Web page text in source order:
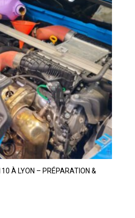
À LYON – PRÉPARATION &